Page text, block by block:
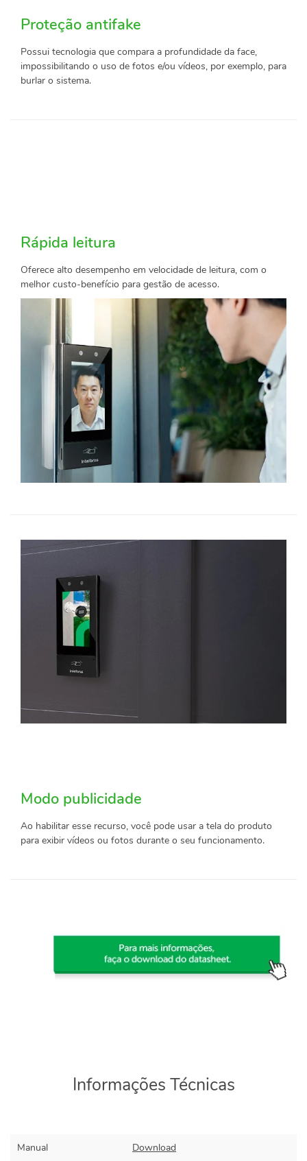
Proteção antifake
Possui tecnologia que compara a profundidade da face,
impossibilitando o uso de fotos e/ou vídeos, por exemplo, para
burlar o sistema.
Rápida leitura
Oferece alto desempenho em velocidade de leitura, com o
melhor custo-benefício para gestão de acesso.
Modo publicidade
Ao habilitar esse recurso, você pode usar a tela do produto
para exibir vídeos ou fotos durante o seu funcionamento.
Informações Técnicas
Manual Download